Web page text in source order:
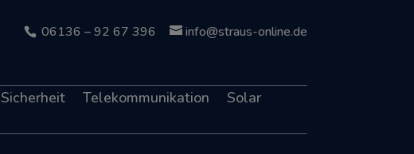
06136 – 92 67 396 info@straus-online.de
Sicherheit Telekommunikation
Solar